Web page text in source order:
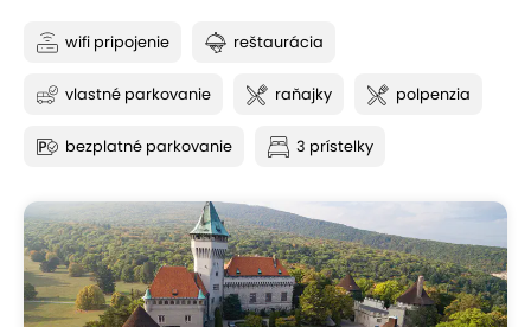
wifi pripojenie reštaurácia
vlastné parkovanie raňajky polpenzia
bezplatné parkovanie 3 prístelky